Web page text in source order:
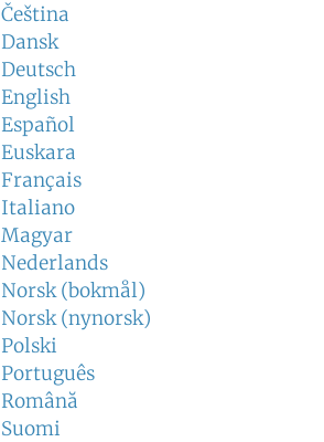
Čeština
Dansk
Deutsch
English
Español
Euskara
Français
Italiano
Magyar
Nederlands
Norsk (bokmål)
Norsk (nynorsk)
Polski
Português
Română
Suomi